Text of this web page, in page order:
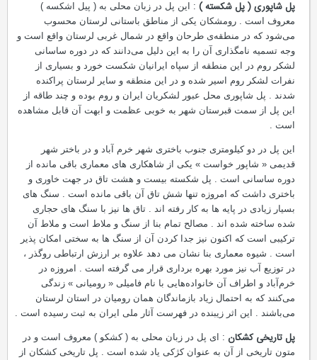
پل شاپوری ( پل شکسته ): این پل در زبان محلی به ( پیل اشكسه )
معروف است . رومشكان یكی از مناطق باستانی لرستان محسوب
می‌شود كه در منطقه‌ی طرحان واقع در شمال غربی لرستان واقع است و
وجه ‌تسمیه نامگذاری آن را به این دلیل می‌دانند كه در دوره ساسانی
لشكر روم در این منطقه از سپاه ایرانیان شكست خورد و بسیاری از
نفرات لشكر روم اسیر شده و در این منطقه و سایر لرستان پراكنده
شدند . پل شاپوری محل عبور لشکریان ایران و روم بوده و چند طاقه از
این پل از سمت قبرستان شهر به خوبی عظمت و ابهت آن قابل مشاهده
است .
این پل در دو كیلومتری جنوب باختری شهر خرم آباد و در باختر شهر
قدیمی « شاپور خواست » یكی از شاهكاری های معماری باقی مانده از
دوره ساسانی است . پل شکسته بیست و هشت تاق در جهت خاوری و
باختری داشت كه امروزه تنها شش تاق آن باقی مانده است . سنگ های
بسیار زیادی در پایه ها به كار رفته اند . تاق ها نیز با سنگ های حجاری
شده ساخته شده اند . مصالح تمام بنا از سنگ و ملاط است و ملاط آن
تركیبی است كه اكنون نیز جدا كردن آن از سنگ ها به سختی امكان پذیر
است . شیوه معماری بنا نشان می دهد علاوه بر ارزش ارتباطی روگذر ،
در توزیع آب نیز مورد بهره برداری قرار می گرفته است . امروزه در
خرم‌آباد و اطراف آن خانواده‌هایی با نام فامیلی « رومیانی » زندگی
می‌كنند كه به احتمال زیاد بازماندگان همان رومیان در استان لرستان
می‌باشند . این اثر زیبنده در فهرست آثار ملی ایران به ثبت رسیده است .
پل تاریخی کشکان: ای پل در زبان محلی به ( کشکو ) معروف است و در
متون تاریخی از آن به عنوان کژکی یاد شده است . پل تاریخی كشكان از